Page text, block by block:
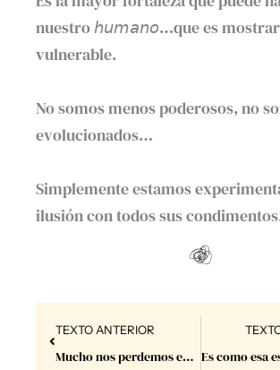
nuestro 𝘩𝘶𝘮𝘢𝘯𝘰…que es
vulnerable.⁣
No somos menos poderosos, no
evolucionados…⁣
Simplemente estamos
ilusión con todos sus
Prev
TEXTO ANTERIOR
Mucho nos perdemos en el automatismo del día – tanto en lo que llamamos ¨mundano¨ como en lo que llamamos ¨espiritual¨.